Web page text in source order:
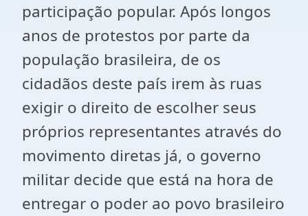
participação popular. Após longos
anos de protestos por parte da
população brasileira, de os
cidadãos deste país irem às ruas
exigir o direito de escolher seus
próprios representantes através do
movimento diretas já, o governo
militar decide que está na hora de
entregar o poder ao povo brasileiro